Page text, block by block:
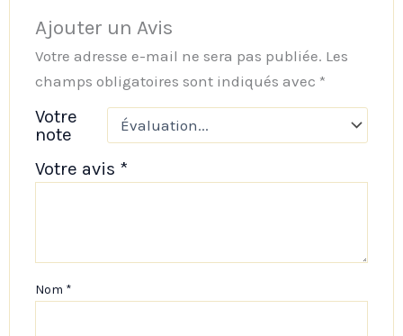
Ajouter un Avis
Votre adresse e-mail ne sera pas publiée. Les
champs obligatoires sont indiqués avec *
Votre
note
Votre avis *
Nom *